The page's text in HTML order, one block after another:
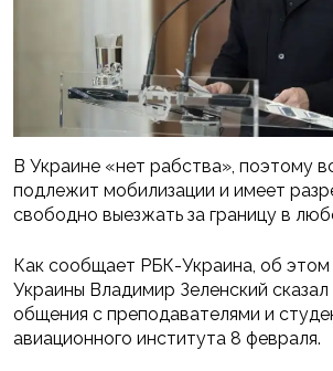
В Украине «нет рабства», поэтому
подлежит мобилизации и имеет
свободно выезжать за границу в
Как сообщает РБК-Украина, об этом
Украины Владимир Зеленский
общения с преподавателями и
авиационного института 8 февраля.